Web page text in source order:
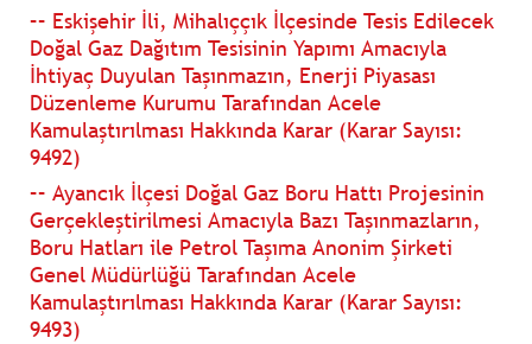
–– Eskişehir İli, Mihalıççık İlçesinde Tesis Edilecek
Doğal Gaz Dağıtım Tesisinin Yapımı Amacıyla
İhtiyaç Duyulan Taşınmazın, Enerji Piyasası
Düzenleme Kurumu Tarafından Acele
Kamulaştırılması Hakkında Karar (Karar Sayısı:
9492)
–– Ayancık İlçesi Doğal Gaz Boru Hattı Projesinin
Gerçekleştirilmesi Amacıyla Bazı Taşınmazların,
Boru Hatları ile Petrol Taşıma Anonim Şirketi
Genel Müdürlüğü Tarafından Acele
Kamulaştırılması Hakkında Karar (Karar Sayısı:
9493)